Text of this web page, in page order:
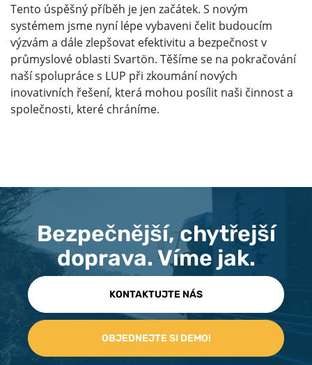
Tento úspěšný příběh je jen začátek. S novým
systémem jsme nyní lépe vybaveni čelit budoucím
výzvám a dále zlepšovat efektivitu a bezpečnost v
průmyslové oblasti Svartön. Těšíme se na pokračování
naší spolupráce s LUP při zkoumání nových
inovativních řešení, která mohou posílit naši činnost a
společnosti, které chráníme.
Bezpečnější, chytřejší
doprava. Víme jak.
KONTAKTUJTE NÁS